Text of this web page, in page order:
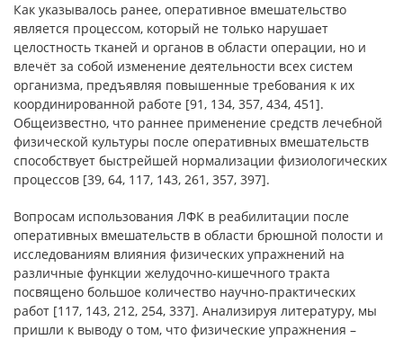
Как указывалось ранее, оперативное вмешательство
является процессом, который не только нарушает
целостность тканей и органов в области операции, но и
влечёт за собой изменение деятельности всех систем
организма, предъявляя повышенные требования к их
координированной работе [91, 134, 357, 434, 451].
Общеизвестно, что раннее применение средств лечебной
физической культуры после оперативных вмешательств
способствует быстрейшей нормализации физиологических
процессов [39, 64, 117, 143, 261, 357, 397].
Вопросам использования ЛФК в реабилитации после
оперативных вмешательств в области брюшной полости и
исследованиям влияния физических упражнений на
различные функции желудочно-кишечного тракта
посвящено большое количество научно-практических
работ [117, 143, 212, 254, 337]. Анализируя литературу, мы
пришли к выводу о том, что физические упражнения –